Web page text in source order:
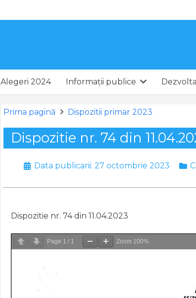
Alegeri 2024 Informații publice
Prima pagină Dispozitii primar 2023
Dispozitie nr. 74 din
Data publicarii: 27 octombrie 2023
Dispozitie nr. 74 din 11.04.2023
Page 1 / 1 Zoom 100%